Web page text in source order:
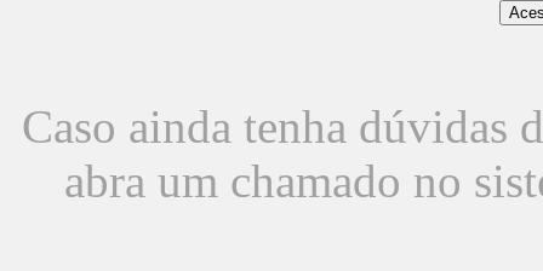
Caso ainda tenha dúvidas
abra um chamado no